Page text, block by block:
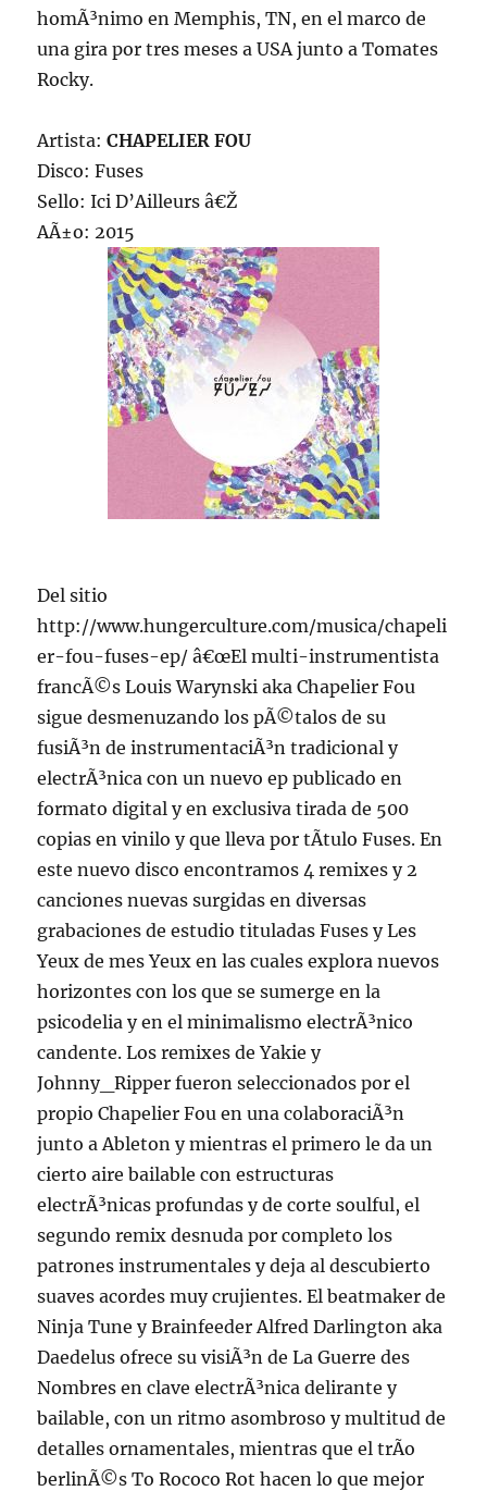
homÃ³nimo en Memphis, TN, en el marco de
una gira por tres meses a USA junto a Tomates
Rocky.
Artista:CHAPELIER FOU
Disco: Fuses
Sello: Ici D’Ailleurs â€Ž
AÃ±o: 2015
Del sitio
http://www.hungerculture.com/musica/chapeli
er-fou-fuses-ep/ â€œEl multi-instrumentista
francÃ©s Louis Warynski aka Chapelier Fou
sigue desmenuzando los pÃ©talos de su
fusiÃ³n de instrumentaciÃ³n tradicional y
electrÃ³nica con un nuevo ep publicado en
formato digital y en exclusiva tirada de 500
copias en vinilo y que lleva por tÃ­tulo Fuses. En
este nuevo disco encontramos 4 remixes y 2
canciones nuevas surgidas en diversas
grabaciones de estudio tituladas Fuses y Les
Yeux de mes Yeux en las cuales explora nuevos
horizontes con los que se sumerge en la
psicodelia y en el minimalismo electrÃ³nico
candente. Los remixes de Yakie y
Johnny_Ripper fueron seleccionados por el
propio Chapelier Fou en una colaboraciÃ³n
junto a Ableton y mientras el primero le da un
cierto aire bailable con estructuras
electrÃ³nicas profundas y de corte soulful, el
segundo remix desnuda por completo los
patrones instrumentales y deja al descubierto
suaves acordes muy crujientes. El beatmaker de
Ninja Tune y Brainfeeder Alfred Darlington aka
Daedelus ofrece su visiÃ³n de La Guerre des
Nombres en clave electrÃ³nica delirante y
bailable, con un ritmo asombroso y multitud de
detalles ornamentales, mientras que el trÃ­o
berlinÃ©s To Rococo Rot hacen lo que mejor